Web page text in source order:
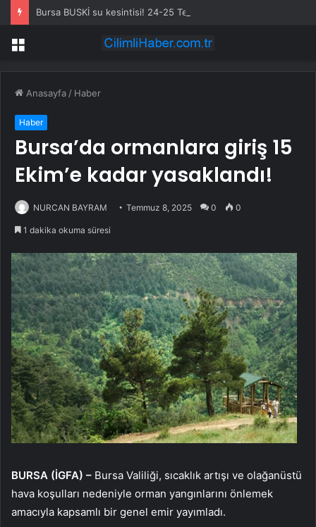
Menü
Anasayfa / Haber
Haber
Bursa’da ormanlara giriş 15
Ekim’e kadar yasaklandı!
NURCAN BAYRAM Temmuz 8, 2025 0 0
1 dakika okuma süresi
BURSA (İGFA) – Bursa Valiliği, sıcaklık artışı ve olağanüstü
hava koşulları nedeniyle orman yangınlarını önlemek
amacıyla kapsamlı bir genel emir yayımladı.